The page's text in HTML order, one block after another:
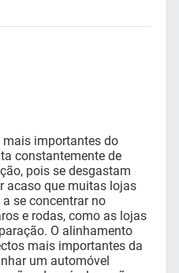
mais importantes do
constantemente de
pois se desgastam
acaso que muitas lojas
se concentrar no
e rodas, como as lojas
O alinhamento
mais importantes da
um automóvel